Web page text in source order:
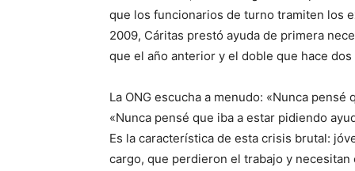
que los funcionarios de turno tramiten los
2009, Cáritas prestó ayuda de primera
que el año anterior y el doble que hace dos
La ONG escucha a menudo: «Nunca
«Nunca pensé que iba a estar pidiendo
Es la característica de esta crisis brutal:
cargo, que perdieron el trabajo y